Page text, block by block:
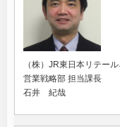
（株）JR東日本リテール
営業戦略部 担当課長
石井 紀哉